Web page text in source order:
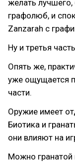
желать лучшего,
графолюб, и
Zanzarah с
Ну и третья
Опять же,
уже ощущается
части.
Оружие имеет
Биотика и
они влияют на
Можно гранатой